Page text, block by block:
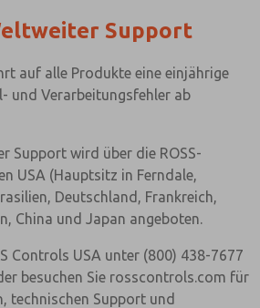
Support
auf alle Produkte eine einjährige
und Verarbeitungsfehler ab
Support wird über die ROSS-
USA (Hauptsitz in Ferndale,
Deutschland, Frankreich,
China und Japan angeboten.
Controls USA unter (800) 438-7677
besuchen Sie rosscontrols.com für
technischen Support und